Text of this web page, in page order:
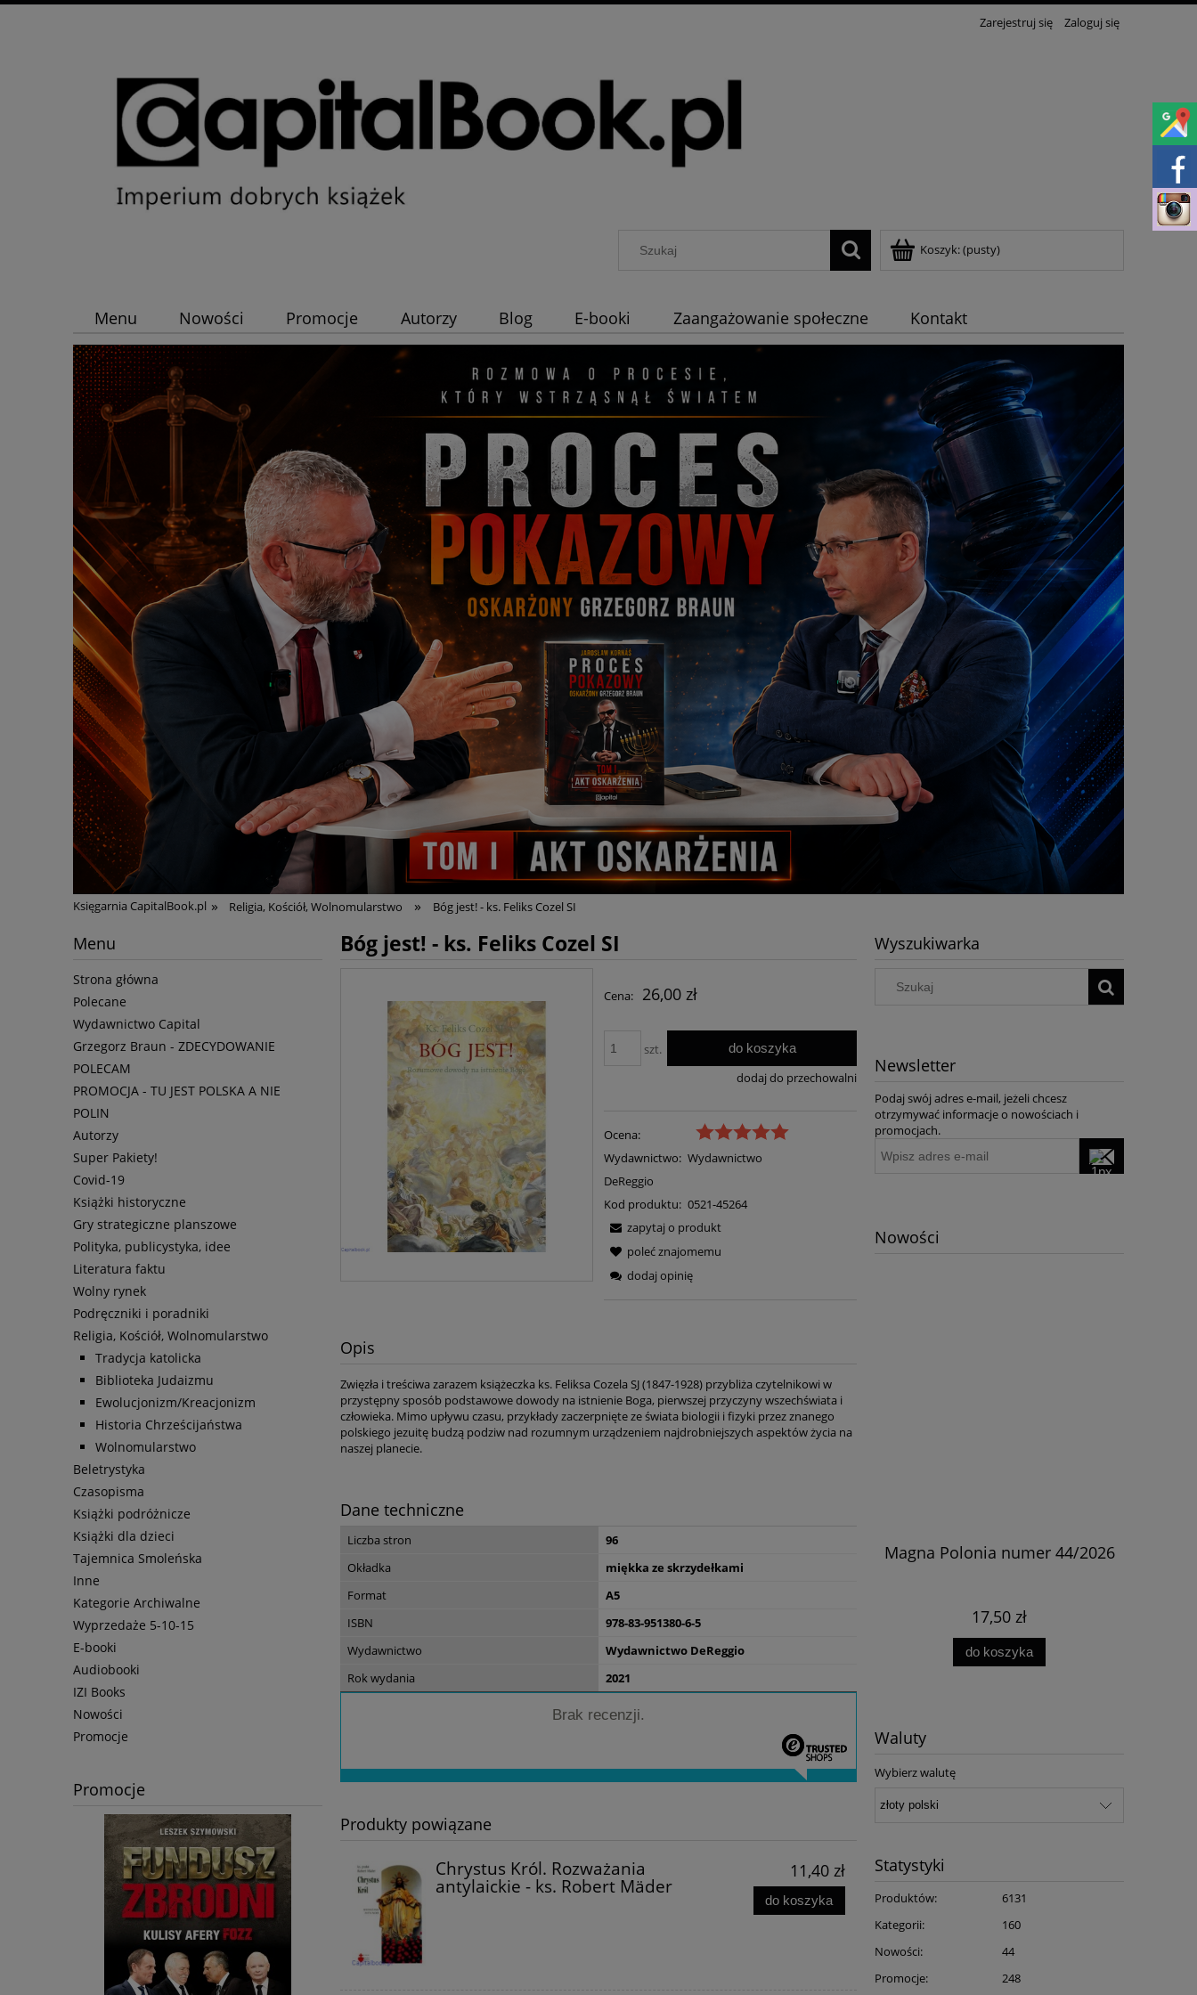
Zarejestruj się Zaloguj się
Koszyk:(pusty)
Menu Nowości Promocje Autorzy Blog E-booki Zaangażowanie społeczne Kontakt
Księgarnia CapitalBook.pl » Religia, Kościół, Wolnomularstwo » Bóg jest! - ks. Feliks Cozel SI
Menu
Strona główna
Polecane
Wydawnictwo Capital
Grzegorz Braun - ZDECYDOWANIE
POLECAM
PROMOCJA - TU JEST POLSKA A NIE
POLIN
Autorzy
Super Pakiety!
Covid-19
Książki historyczne
Gry strategiczne planszowe
Polityka, publicystyka, idee
Literatura faktu
Wolny rynek
Podręczniki i poradniki
Religia, Kościół, Wolnomularstwo
Tradycja katolicka
Biblioteka Judaizmu
Ewolucjonizm/Kreacjonizm
Historia Chrześcijaństwa
Wolnomularstwo
Beletrystyka
Czasopisma
Książki podróżnicze
Książki dla dzieci
Tajemnica Smoleńska
Inne
Kategorie Archiwalne
Wyprzedaże 5-10-15
E-booki
Audiobooki
IZI Books
Nowości
Promocje
Promocje
Bóg jest! - ks. Feliks Cozel SI
Cena: 26,00 zł
szt. do koszyka
dodaj do przechowalni
Ocena:
Wydawnictwo: Wydawnictwo
DeReggio
Kod produktu: 0521-45264
zapytaj o produkt
poleć znajomemu
dodaj opinię
Opis
Zwięzła i treściwa zarazem książeczka ks. Feliksa Cozela SJ (1847-1928) przybliża czytelnikowi w
przystępny sposób podstawowe dowody na istnienie Boga, pierwszej przyczyny wszechświata i
człowieka. Mimo upływu czasu, przykłady zaczerpnięte ze świata biologii i fizyki przez znanego
polskiego jezuitę budzą podziw nad rozumnym urządzeniem najdrobniejszych aspektów życia na
naszej planecie.
Dane techniczne
Liczba stron
96
Okładka
miękka ze skrzydełkami
Format
A5
ISBN
978-83-951380-6-5
Wydawnictwo
Wydawnictwo DeReggio
Rok wydania
2021
Brak recenzji.
Produkty powiązane
Chrystus Król. Rozważania
antylaickie - ks. Robert Mäder
11,40 zł
do koszyka
Wyszukiwarka
Newsletter
Podaj swój adres e-mail, jeżeli chcesz
otrzymywać informacje o nowościach i
promocjach.
Nowości
Polsce – Antoni Marylski
do koszyka
Magna Polonia numer 44/2026
17,50 zł
do koszyka
Waluty
Wybierz walutę
Statystyki
Produktów:
6131
Kategorii:
160
Nowości:
44
Promocje:
248